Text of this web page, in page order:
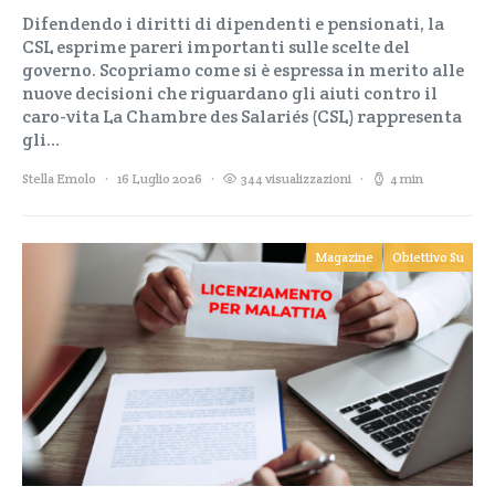
Difendendo i diritti di dipendenti e pensionati, la
CSL esprime pareri importanti sulle scelte del
governo. Scopriamo come si è espressa in merito alle
nuove decisioni che riguardano gli aiuti contro il
caro-vita La Chambre des Salariés (CSL) rappresenta
gli…
Stella Emolo 16 Luglio 2026 344 visualizzazioni 4 min
Magazine Obiettivo Su